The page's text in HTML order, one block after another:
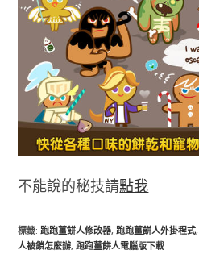
不能說的秘技請點我
標籤: 跑跑薑餅人修改器, 跑跑薑餅人外掛程式,
人被鎖怎麼辦, 跑跑薑餅人電腦版下載